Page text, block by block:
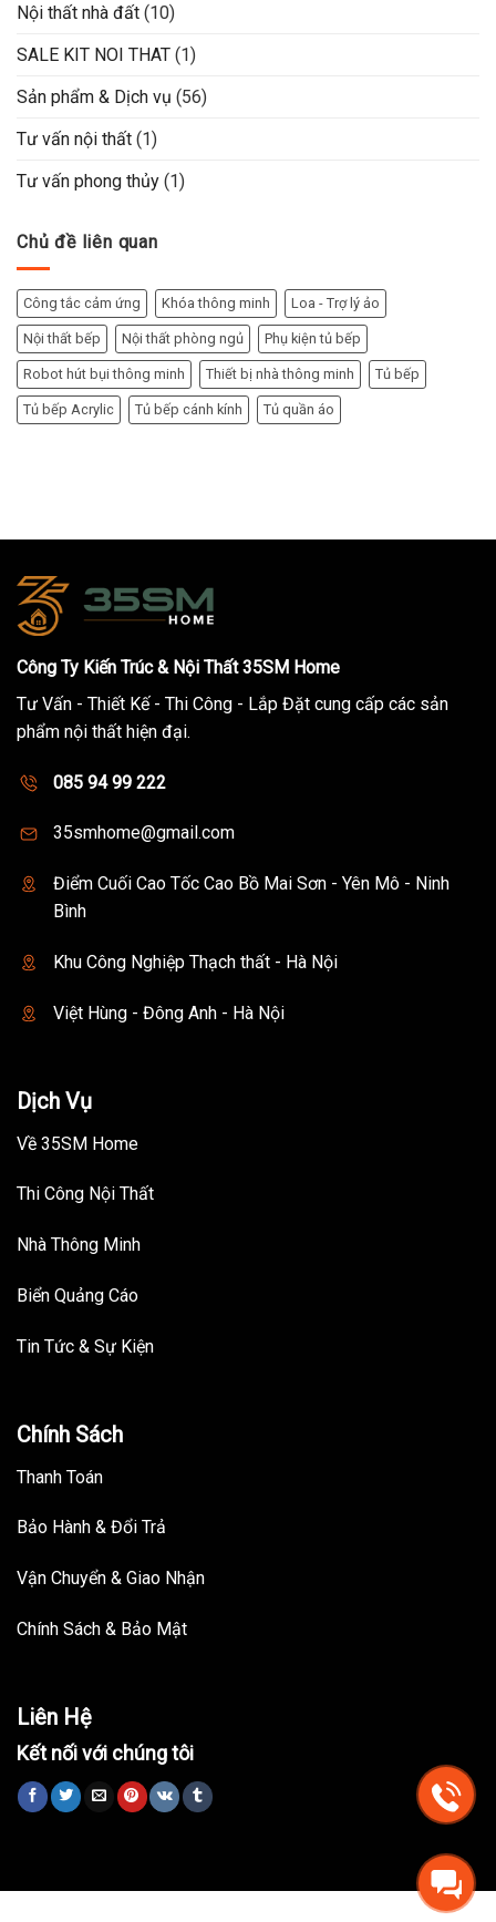
Nội thất nhà đất (10)
SALE KIT NOI THAT (1)
Sản phẩm & Dịch vụ (56)
Tư vấn nội thất (1)
Tư vấn phong thủy (1)
Chủ đề liên quan
Công tắc cảm ứng Khóa thông minh Loa - Trợ lý ảo
Nội thất bếp Nội thất phòng ngủ Phụ kiện tủ bếp
Robot hút bụi thông minh Thiết bị nhà thông minh Tủ bếp
Tủ bếp Acrylic Tủ bếp cánh kính Tủ quần áo
Công Ty Kiến Trúc & Nội Thất 35SM Home
Tư Vấn - Thiết Kế - Thi Công - Lắp Đặt cung cấp các sản
phẩm nội thất hiện đại.
085 94 99 222
35smhome@gmail.com
Điểm Cuối Cao Tốc Cao Bồ Mai Sơn - Yên Mô - Ninh
Bình
Khu Công Nghiệp Thạch thất - Hà Nội
Việt Hùng - Đông Anh - Hà Nội
Dịch Vụ
Về 35SM Home
Thi Công Nội Thất
Nhà Thông Minh
Biển Quảng Cáo
Tin Tức & Sự Kiện
Chính Sách
Thanh Toán
Bảo Hành & Đổi Trả
Vận Chuyển & Giao Nhận
Chính Sách & Bảo Mật
Liên Hệ
Kết nối với chúng tôi